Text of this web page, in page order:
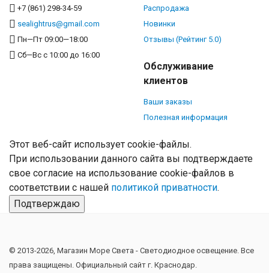
+7 (861) 298-34-59
sealightrus@gmail.com
Пн—Пт 09:00—18:00
Сб—Вс с 10:00 до 16:00
Распродажа
Новинки
Отзывы (Рейтинг 5.0)
Обслуживание
клиентов
Ваши заказы
Полезная информация
Этот веб-сайт использует cookie-файлы.
При использовании данного сайта вы подтверждаете
свое согласие на использование cookie-файлов в
соответствии с нашей политикой приватности.
Подтверждаю
© 2013-2026, Магазин Море Света - Cветодиодное освещение. Все
права защищены. Официальный сайт г. Краснодар.